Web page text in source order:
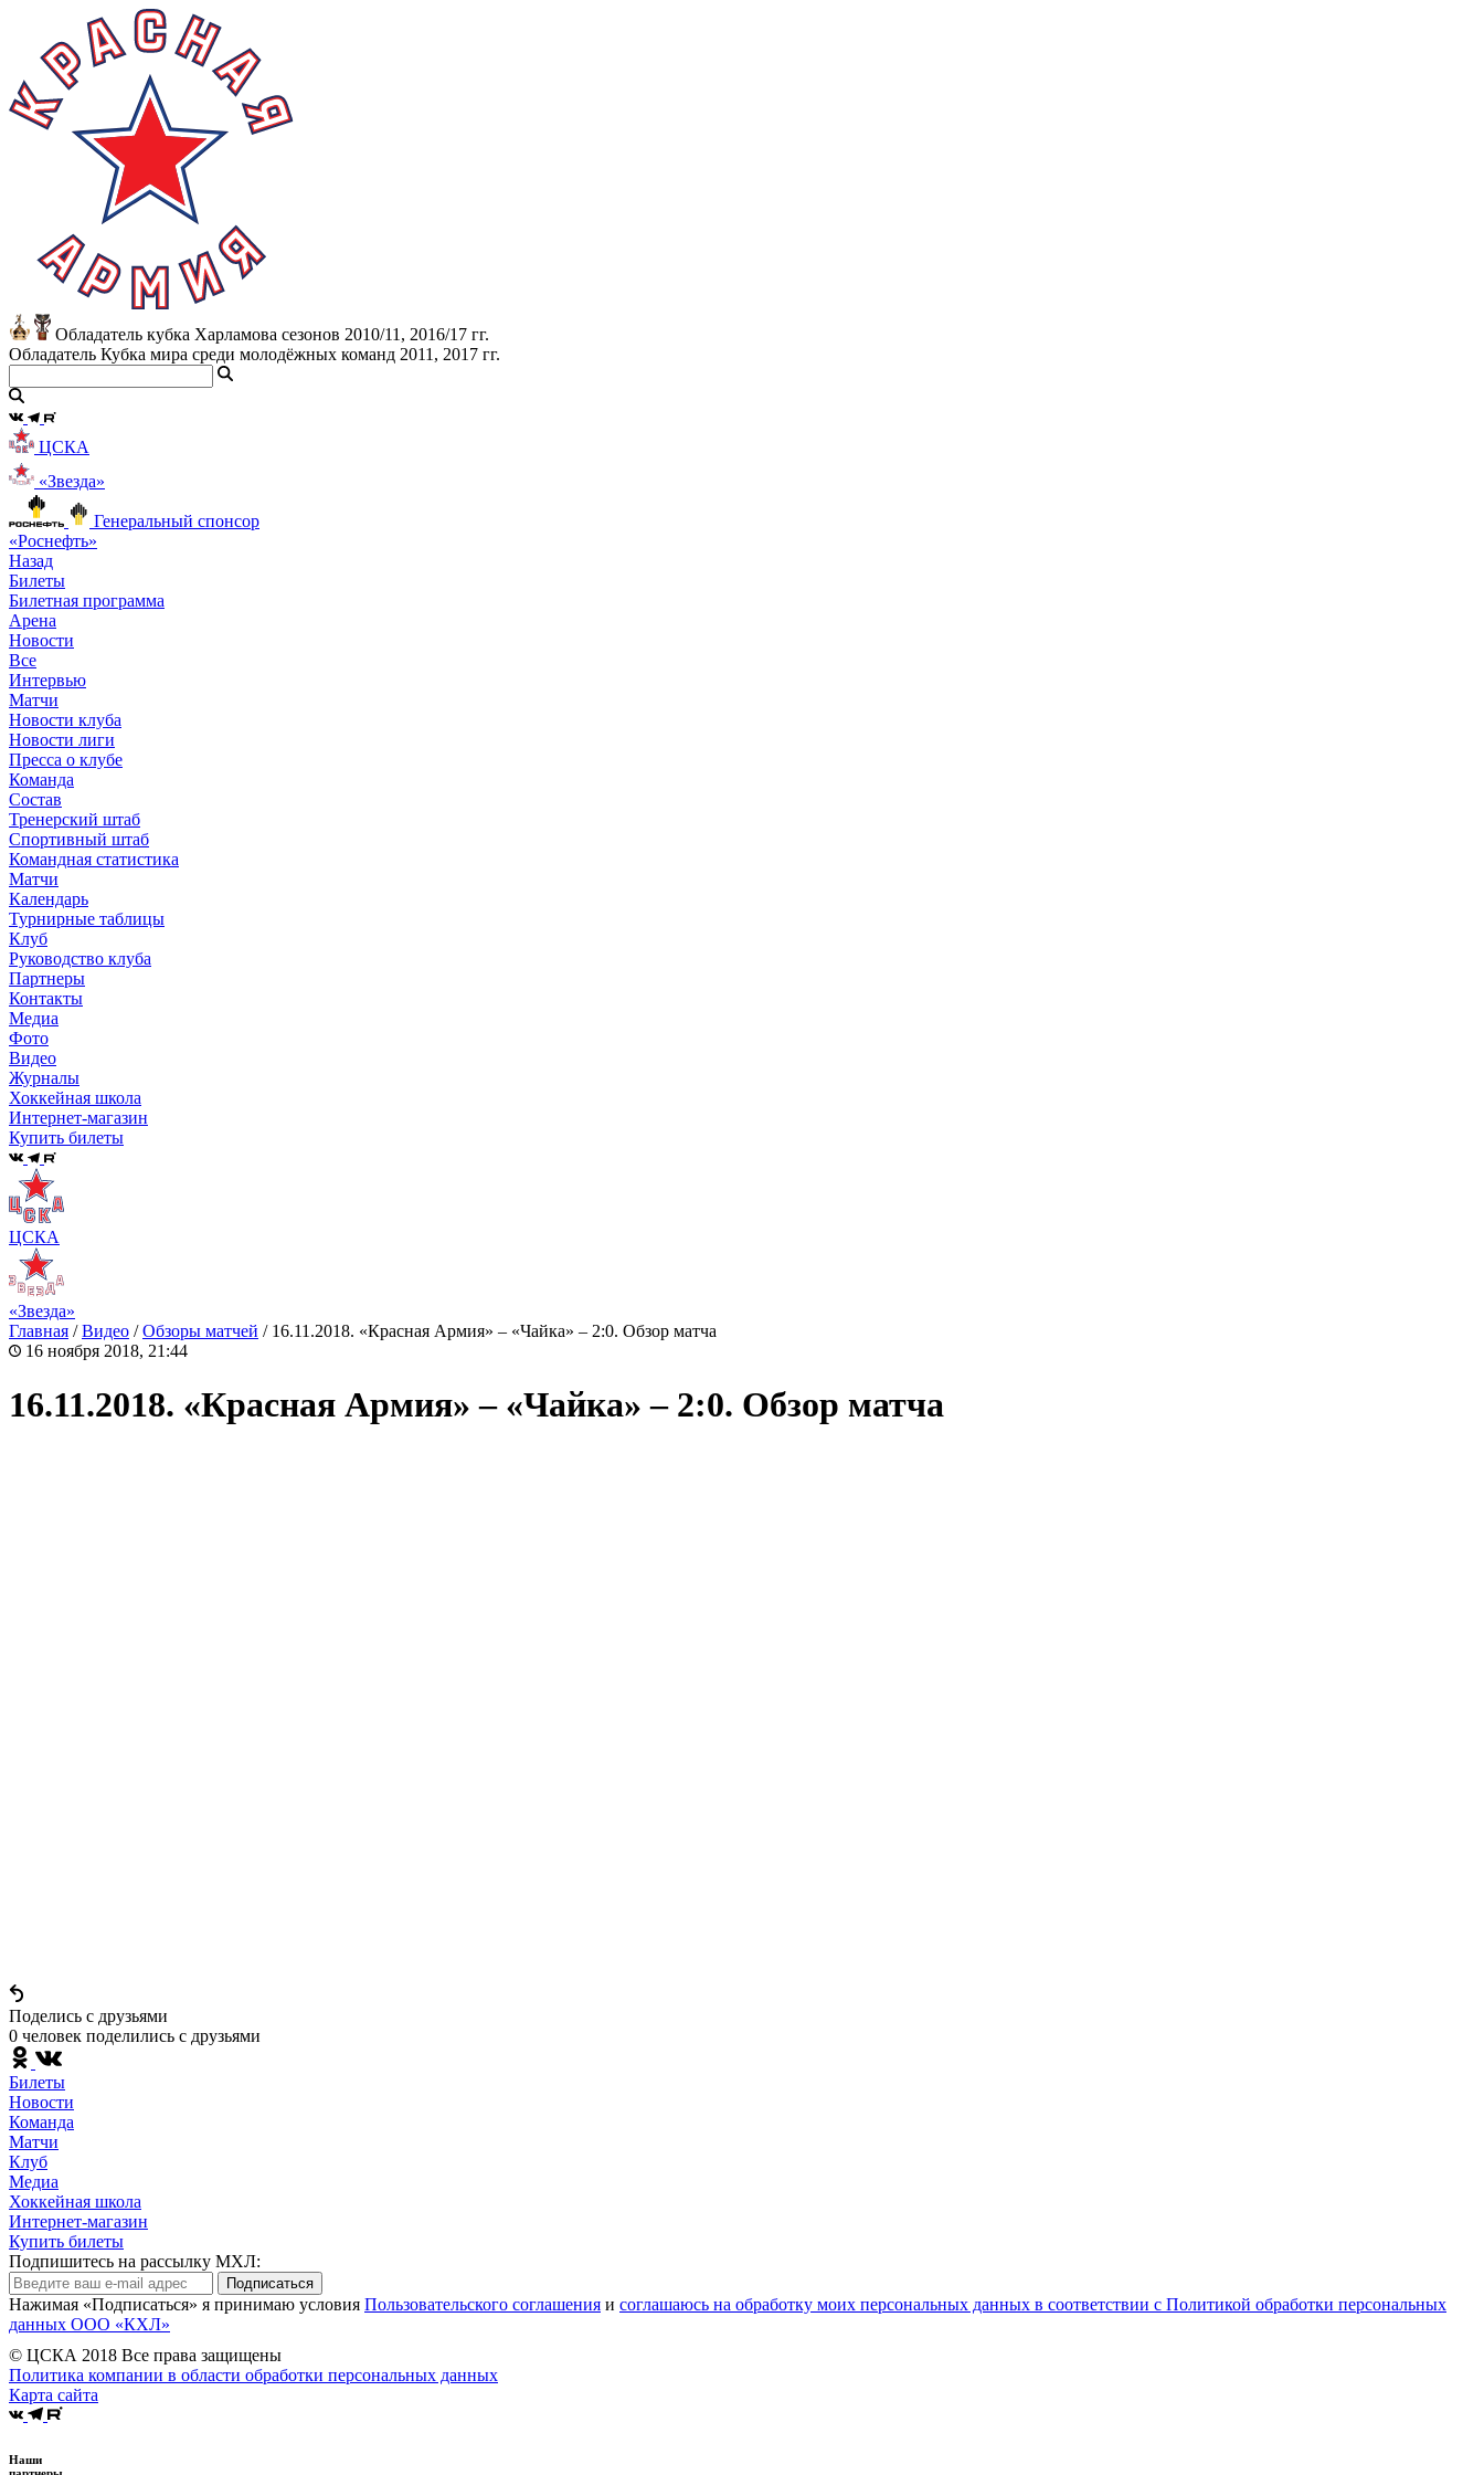
Обладатель кубка Харламова сезонов 2010/11, 2016/17 гг.
Обладатель Кубка мира среди молодёжных команд 2011, 2017 гг.
ЦСКА
«Звезда»
Генеральный спонсор
«Роснефть»
Назад
Билеты
Билетная программа
Арена
Новости
Все
Интервью
Матчи
Новости клуба
Новости лиги
Пресса о клубе
Команда
Состав
Тренерский штаб
Спортивный штаб
Командная статистика
Матчи
Календарь
Турнирные таблицы
Клуб
Руководство клуба
Партнеры
Контакты
Медиа
Фото
Видео
Журналы
Хоккейная школа
Интернет-магазин
Купить билеты
ЦСКА
«Звезда»
Главная /Видео /Обзоры матчей / 16.11.2018. «Красная Армия» – «Чайка» – 2:0. Обзор матча
16 ноября 2018, 21:44
16.11.2018. «Красная Армия» – «Чайка» – 2:0. Обзор матча
Поделись c друзьями
0 человек поделились c друзьями
Билеты
Новости
Команда
Матчи
Клуб
Медиа
Хоккейная школа
Интернет-магазин
Купить билеты
Подпишитесь на рассылку МХЛ:
Подписаться
Нажимая «Подписаться» я принимаю условия Пользовательского соглашения и соглашаюсь на обработку моих персональных данных в соответствии с Политикой обработки персональных
данных ООО «КХЛ»
© ЦСКА 2018 Все права защищены
Политика компании в области обработки персональных данных
Карта сайта
Наши